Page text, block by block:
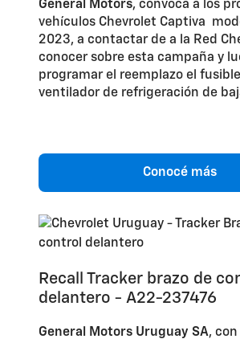
General Motors, convoca a los
vehículos Chevrolet Captiva
2023, a contactar de a la Red
conocer sobre esta campaña y
programar el reemplazo el
ventilador de refrigeración de
Conocé más
Recall Tracker brazo de
delantero - A22-237476
General Motors Uruguay SA,